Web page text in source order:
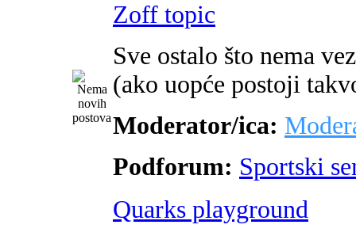
Zoff topic
Sve ostalo što nema
(ako uopće postoji
Moderator/ica:
Podforum: Sportski
Quarks playground